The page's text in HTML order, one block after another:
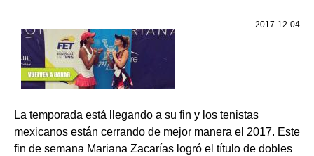
2017-12-04
La temporada está llegando a su fin y los tenistas
mexicanos están cerrando de mejor manera el 2017. Este
fin de semana Mariana Zacarías logró el título de dobles